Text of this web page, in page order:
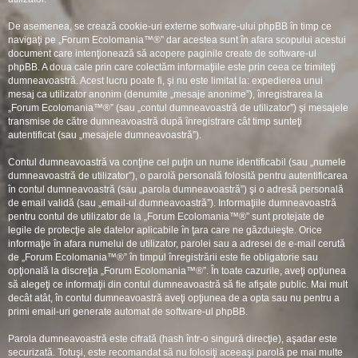
De asemenea, se crează cookie-uri externe software-ului phpBB în timp ce
navigaţi pe „Forum Ecolomania™®” dar acestea sunt în afara scopului acestui
document care intenţionează să acopere paginile create de software-ul
phpBB. A doua cale prin care colectăm informaţiile este prin ceea ce trimiteţi
dumneavoastră. Acest lucru poate fi, şi nu este limitat la: expedierea unui
mesaj ca utilizator anonim (denumite „mesaje anonime”), înregistrarea la
„Forum Ecolomania™®” (sau „contul dumneavoastră de utilizator”) şi mesajele
transmise de către dumneavoastră după înregistrare cât timp sunteţi
autentificat (sau „mesajele dumneavoastră”).
Contul dumneavoastră va conţine cel puţin un nume identificabil (sau „numele
dumneavoastră de utilizator”), o parolă personală folosită pentru autentificarea
în contul dumneavoastră (sau „parola dumneavoastră”) şi o adresă personală
de email validă (sau „email-ul dumneavoastră”). Informaţiile dumneavoastră
pentru contul de utilizator de la „Forum Ecolomania™®” sunt protejate de
legile de protecţie ale datelor aplicabile în ţara care ne găzduieşte. Orice
informaţie în afara numelui de utilizator, parolei sau a adresei de e-mail cerută
de „Forum Ecolomania™®” în timpul înregistrării este fie obligatorie sau
opţională la discreţia „Forum Ecolomania™®”. În toate cazurile, aveţi opţiunea
să alegeţi ce informaţii din contul dumneavoastră să fie afişate public. Mai mult
decât atât, în contul dumneavoastră aveţi opţiunea de a opta sau nu pentru a
primi email-uri generate automat de software-ul phpBB.
Parola dumneavoastră este cifrată (hash într-o singură direcţie), aşadar este
securizată. Totuşi, este recomandat să nu folosiţi aceeaşi parolă pe mai multe